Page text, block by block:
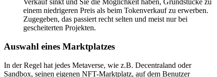
Verkauf sinkt und Sie die Möglichkeit haben, Grundstücke zu
einem niedrigeren Preis als beim Tokenverkauf zu erwerben.
Zugegeben, das passiert recht selten und meist nur bei
gescheiterten Projekten.
Auswahl eines Marktplatzes
In der Regel hat jedes Metaverse, wie z.B. Decentraland oder
Sandbox, seinen eigenen NFT-Marktplatz, auf dem Benutzer